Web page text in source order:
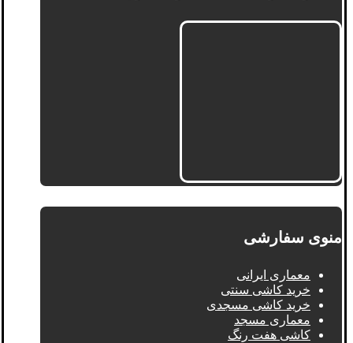
منوی سفارشی
معماری ایرانی
خرید کاشی سنتی
خرید کاشی مسجدی
معماری مسجد
کاشی هفت رنگ